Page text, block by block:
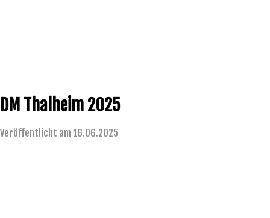
DM Thalheim 2025
Veröffentlicht am 16.06.2025